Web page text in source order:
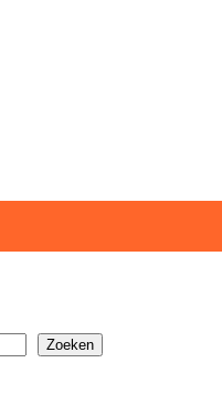
Zoeken